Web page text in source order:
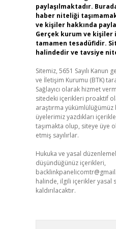
paylaşılmaktadır.
haber niteliği
ve kişiler hakkında
Gerçek kurum ve
tamamen tesadüfidir.
halindedir ve tavsiye
Sitemiz, 5651 Sayılı Kanun
ve İletişim Kurumu (BTK)
Sağlayıcı olarak hizmet
sitedeki içerikleri proaktif
araştırma
üyelerimiz yazdıkları
taşımakta olup, siteye üye
etmiş sayılırlar.
Hukuka ve yasal
düşündüğünüz içerikleri,
halinde, ilgili içerikler yasal
kaldırılacaktır.